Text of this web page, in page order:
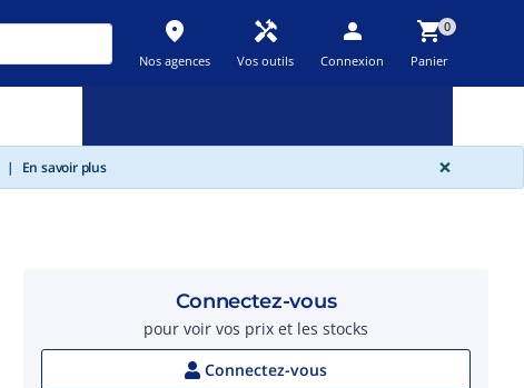
place
Nos agences
handyman
Vos outils
person
Connexion
shopping_cart0
Panier
| En savoir plus ×
Connectez-vous
pour voir vos prix et les stocks
Connectez-vous